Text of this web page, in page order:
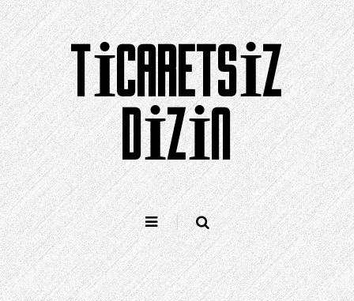
İçeriğe
geç
TICARETSIZ
DIZIN